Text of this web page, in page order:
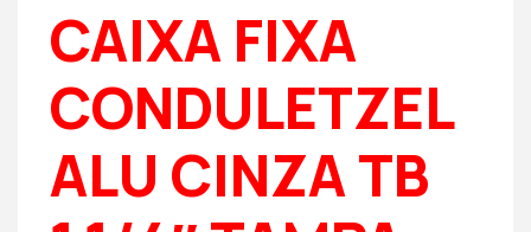
CAIXA FIXA
CONDULETZEL
ALU CINZA TB